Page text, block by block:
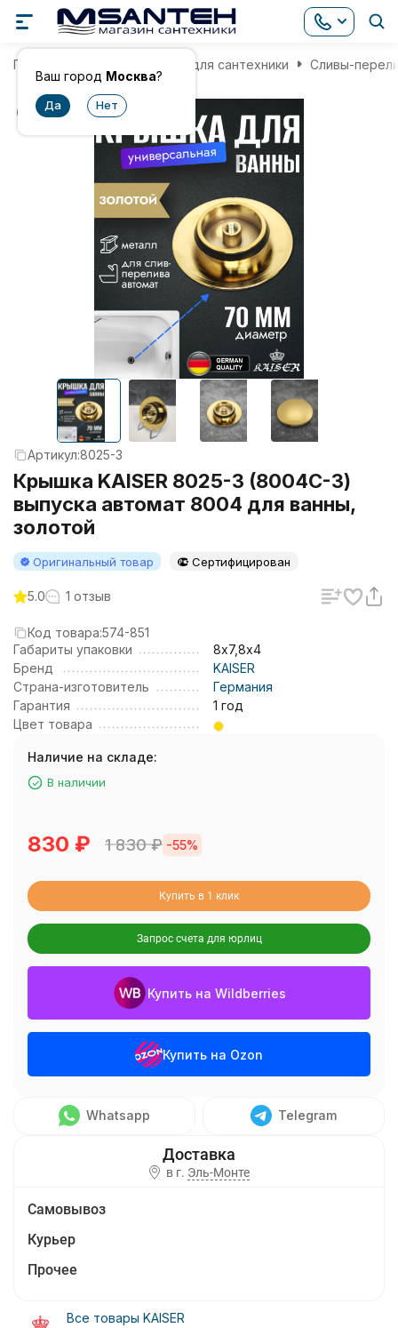
Ваш город Москва?
Главная Комплектующие для сантехники Сливы-
хит
Артикул:8025-3
Крышка KAISER 8025-3 (8004С-3)
выпуска автомат 8004 для ванны,
золотой
Оригинальный товар Сертифицирован
5.0 1 отзыв
Код товара:574-851
Габариты упаковки
8х7,8х4
Бренд
KAISER
Страна-изготовитель
Германия
Гарантия
1 год
Цвет товара
Наличие на складе:
В наличии
830 ₽ 1 830₽ -55%
Купить в 1 клик
Запрос счета для юрлиц
Купить на Wildberries
Купить на Ozon
Whatsapp Telegram
в г. Эль-Монте
Самовывоз
Курьер
Прочее
Все товары KAISER